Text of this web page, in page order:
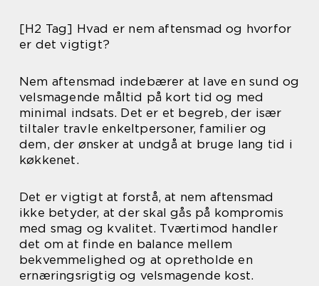
[H2 Tag] Hvad er nem aftensmad og hvorfor
er det vigtigt?
Nem aftensmad indebærer at lave en sund og
velsmagende måltid på kort tid og med
minimal indsats. Det er et begreb, der især
tiltaler travle enkeltpersoner, familier og
dem, der ønsker at undgå at bruge lang tid i
køkkenet.
Det er vigtigt at forstå, at nem aftensmad
ikke betyder, at der skal gås på kompromis
med smag og kvalitet. Tværtimod handler
det om at finde en balance mellem
bekvemmelighed og at opretholde en
ernæringsrigtig og velsmagende kost.